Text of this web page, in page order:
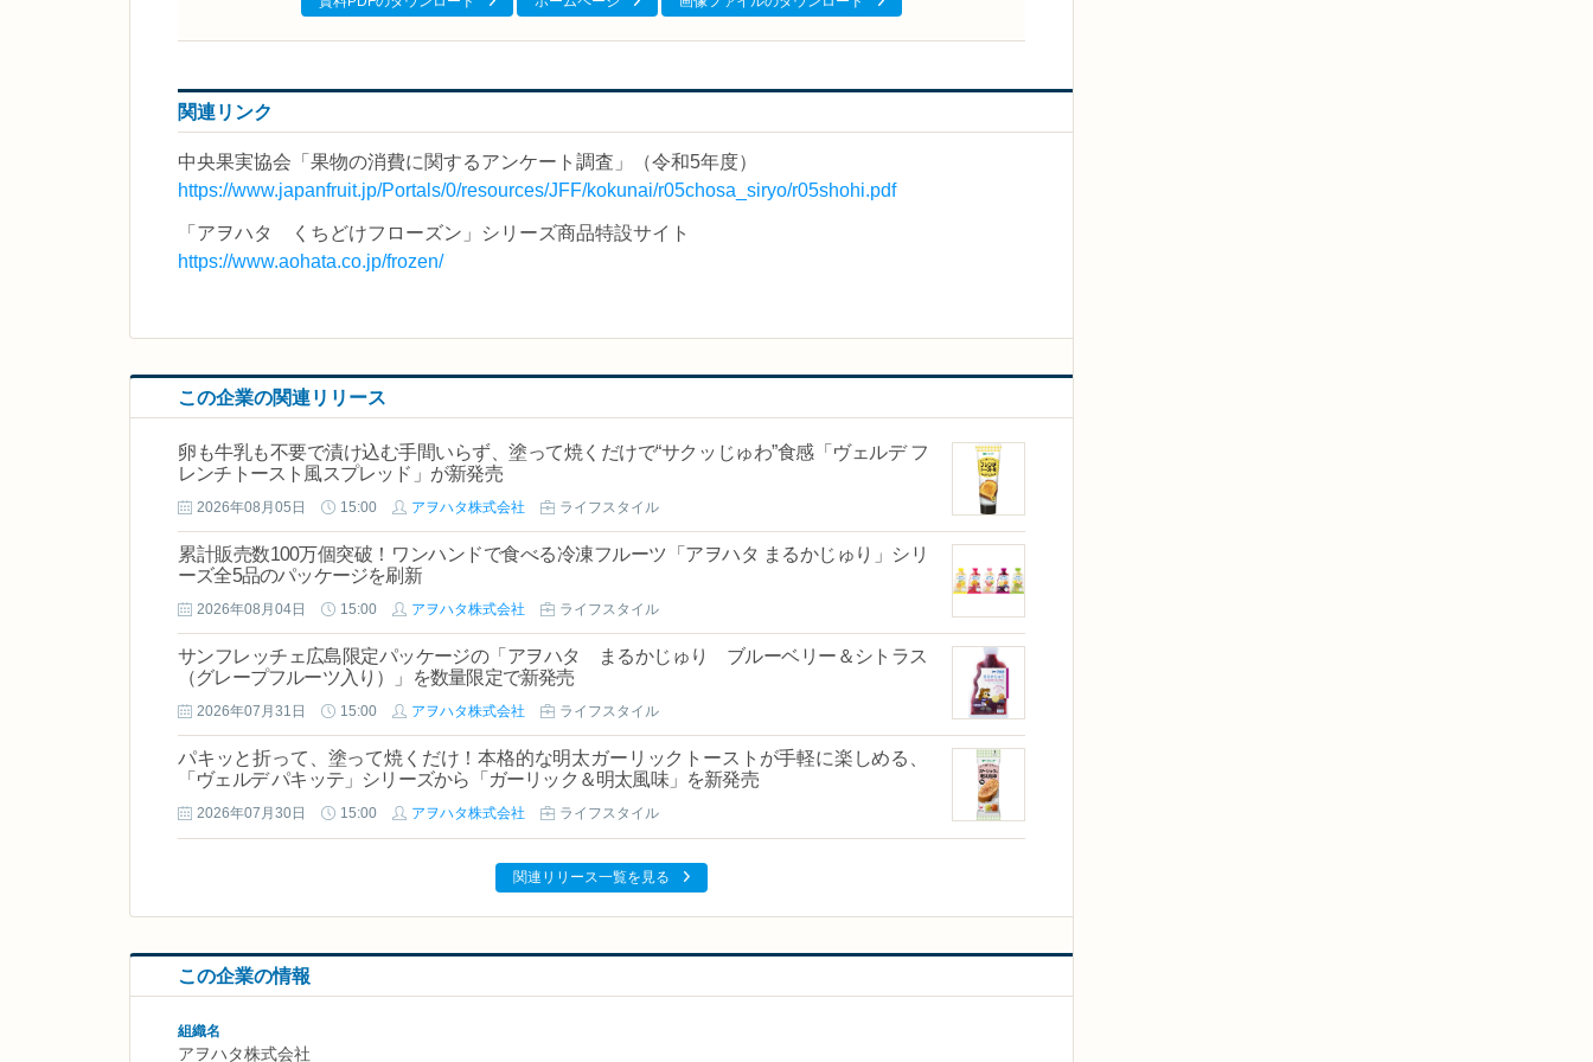
関連リンク
中央果実協会「果物の消費に関するアンケート調査」（令和5年度）
https://www.japanfruit.jp/Portals/0/resources/JFF/kokunai/r05chosa_siryo/r05shohi.pdf
「アヲハタ くちどけフローズン」シリーズ商品特設サイト
https://www.aohata.co.jp/frozen/
この企業の関連リリース
卵も牛乳も不要で漬け込む手間いらず、塗って焼くだけで“サクッじゅわ”食感「ヴェルデ フ
レンチトースト風スプレッド」が新発売
2026年08月05日 15:00 アヲハタ株式会社 ライフスタイル
累計販売数100万個突破！ワンハンドで食べる冷凍フルーツ「アヲハタ まるかじゅり」シリ
ーズ全5品のパッケージを刷新
2026年08月04日 15:00 アヲハタ株式会社 ライフスタイル
サンフレッチェ広島限定パッケージの「アヲハタ まるかじゅり ブルーベリー＆シトラス
（グレープフルーツ入り）」を数量限定で新発売
2026年07月31日 15:00 アヲハタ株式会社 ライフスタイル
パキッと折って、塗って焼くだけ！本格的な明太ガーリックトーストが手軽に楽しめる、
「ヴェルデ パキッテ」シリーズから「ガーリック＆明太風味」を新発売
2026年07月30日 15:00 アヲハタ株式会社 ライフスタイル
関連リリース一覧を見る
この企業の情報
組織名
アヲハタ株式会社